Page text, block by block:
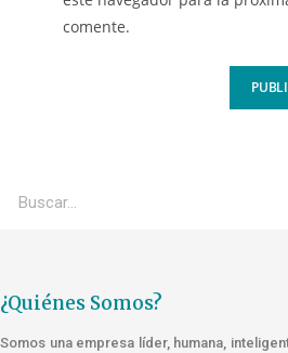
comente.
¿Quiénes Somos?
Somos una empresa líder, humana,